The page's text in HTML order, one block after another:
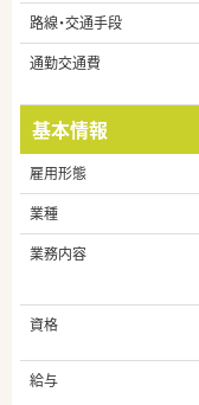
路線・交通手段
通勤交通費
基本情報
雇用形態
業種
業務内容
資格
給与